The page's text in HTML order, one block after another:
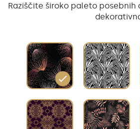
Raziščite široko paleto posebnih